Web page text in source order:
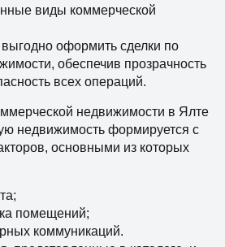
виды коммерческой
оформить сделки по
обеспечив прозрачность
всех операций.
недвижимости в Ялте
недвижимость формируется с
основными из которых
помещений;
коммуникаций.